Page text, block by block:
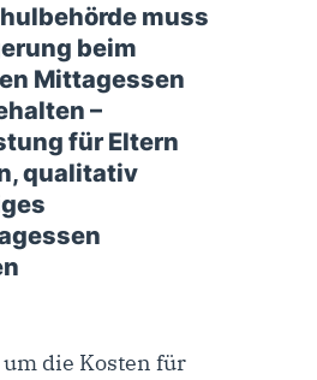
muss
beim
Mittagessen
–
für Eltern
qualitativ
um die Kosten für